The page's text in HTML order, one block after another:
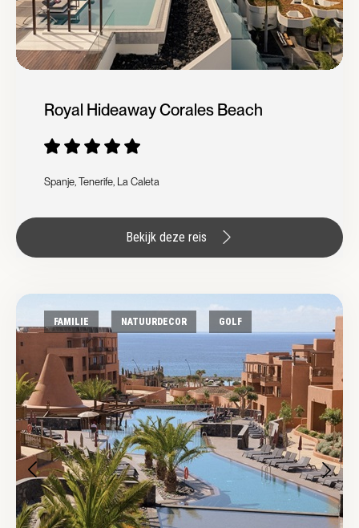
Royal Hideaway Corales Beach
Spanje, Tenerife, La Caleta
Bekijk deze reis
FAMILIE NATUURDECOR GOLF